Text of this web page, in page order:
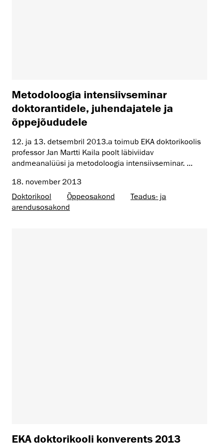
Metodoloogia intensiivseminar
doktorantidele, juhendajatele ja
õppejõududele
12. ja 13. detsembril 2013.a toimub EKA doktorikoolis
professor Jan Martti Kaila poolt läbiviidav
andmeanalüüsi ja metodoloogia intensiivseminar. ...
18. november 2013
Doktorikool
Õppeosakond
Teadus- ja
arendusosakond
EKA doktorikooli konverents 2013